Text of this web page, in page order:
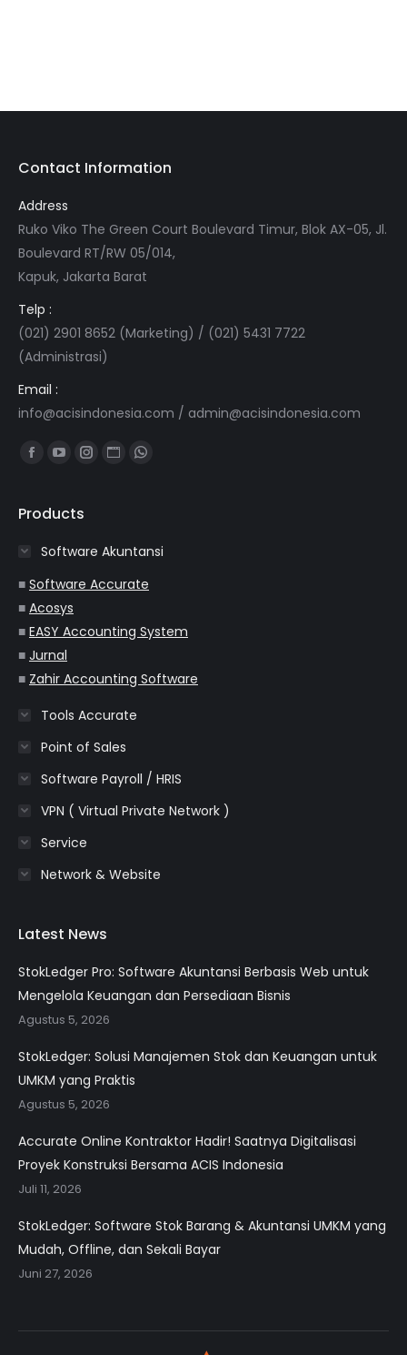
Contact Information
Address
Ruko Viko The Green Court Boulevard Timur, Blok AX-05, Jl.
Boulevard RT/RW 05/014,
Kapuk, Jakarta Barat
Telp :
(021) 2901 8652 (Marketing) / (021) 5431 7722
(Administrasi)
Email :
info@acisindonesia.com / admin@acisindonesia.com
Find us on:
Facebook
opens
new
window
YouTube
opens
new
window
Instagram
new
window
Website
new
window
Whatsapp
new
window
Products
Software Akuntansi
■ Software Accurate
■ Acosys
■ EASY Accounting System
■ Jurnal
■ Zahir Accounting Software
Tools Accurate
Point of Sales
Software Payroll / HRIS
VPN ( Virtual Private Network )
Service
Network & Website
Latest News
StokLedger Pro: Software Akuntansi Berbasis Web untuk
Mengelola Keuangan dan Persediaan Bisnis
Agustus 5, 2026
StokLedger: Solusi Manajemen Stok dan Keuangan untuk
UMKM yang Praktis
Agustus 5, 2026
Accurate Online Kontraktor Hadir! Saatnya Digitalisasi
Proyek Konstruksi Bersama ACIS Indonesia
Juli 11, 2026
StokLedger: Software Stok Barang & Akuntansi UMKM yang
Mudah, Offline, dan Sekali Bayar
Juni 27, 2026